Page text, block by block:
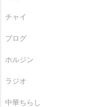
チャイ
ブログ
ホルジン
ラジオ
中華ちらし